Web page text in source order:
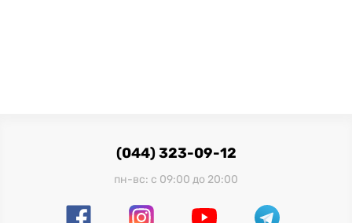
(044) 323-09-12
пн-вс: с 09:00 до 20:00